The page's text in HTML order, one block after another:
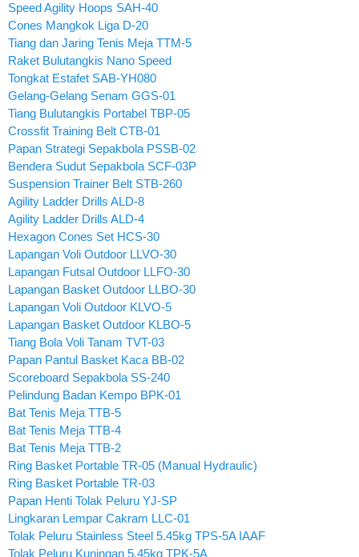
Speed Agility Hoops SAH-40
Cones Mangkok Liga D-20
Tiang dan Jaring Tenis Meja TTM-5
Raket Bulutangkis Nano Speed
Tongkat Estafet SAB-YH080
Gelang-Gelang Senam GGS-01
Tiang Bulutangkis Portabel TBP-05
Crossfit Training Belt CTB-01
Papan Strategi Sepakbola PSSB-02
Bendera Sudut Sepakbola SCF-03P
Suspension Trainer Belt STB-260
Agility Ladder Drills ALD-8
Agility Ladder Drills ALD-4
Hexagon Cones Set HCS-30
Lapangan Voli Outdoor LLVO-30
Lapangan Futsal Outdoor LLFO-30
Lapangan Basket Outdoor LLBO-30
Lapangan Voli Outdoor KLVO-5
Lapangan Basket Outdoor KLBO-5
Tiang Bola Voli Tanam TVT-03
Papan Pantul Basket Kaca BB-02
Scoreboard Sepakbola SS-240
Pelindung Badan Kempo BPK-01
Bat Tenis Meja TTB-5
Bat Tenis Meja TTB-4
Bat Tenis Meja TTB-2
Ring Basket Portable TR-05 (Manual Hydraulic)
Ring Basket Portable TR-03
Papan Henti Tolak Peluru YJ-SP
Lingkaran Lempar Cakram LLC-01
Tolak Peluru Stainless Steel 5.45kg TPS-5A IAAF
Tolak Peluru Kuningan 5.45kg TPK-5A